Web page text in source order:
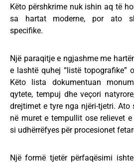
Këto përshkrime nuk ishin aq të
sa hartat moderne, por ato
specifike.
Një paraqitje e ngjashme me
e lashtë quhej “listë topografike”
Këto lista dokumentuan
qytete, tempuj dhe veçori
drejtimet e tyre nga njëri-tjetri. Ato
në muret e tempullit ose relievet
si udhërrëfyes për procesionet
Një formë tjetër përfaqësimi